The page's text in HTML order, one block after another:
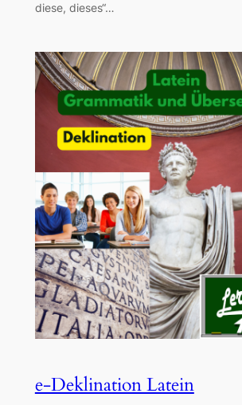
diese, dieses“…
e-Deklination Latein